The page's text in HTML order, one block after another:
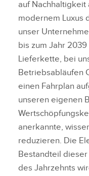
auf
modernem Luxus
unser
bis zum Jahr
Lieferkette, bei
Betriebsabläufen
einen Fahrplan
unseren eigenen
anerkannte,
reduzieren. Die
Bestandteil
des Jahrzehnts